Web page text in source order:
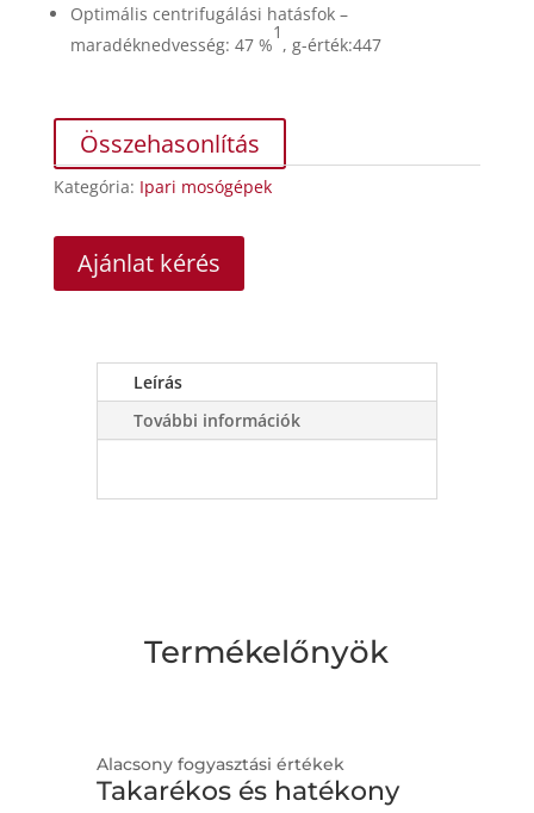
Optimális centrifugálási hatásfok –
maradéknedvesség: 47 %
1
, g-érték:447
Összehasonlítás
Kategória: Ipari mosógépek
Ajánlat kérés
Leírás
További információk
Termékelőnyök
Alacsony fogyasztási értékek
Takarékos és hatékony